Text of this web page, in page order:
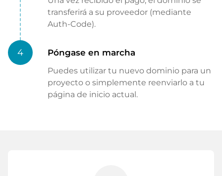
transferirá a su proveedor (mediante
Auth-Code).
4 Póngase en marcha
Puedes utilizar tu nuevo dominio para un
proyecto o simplemente reenviarlo a tu
página de inicio actual.